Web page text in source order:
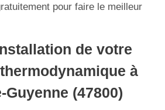
pour faire le meilleur
de votre
à
(47800)